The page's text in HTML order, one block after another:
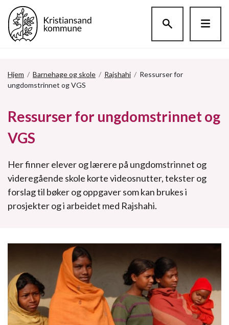
Hjem / Barnehage og skole / Rajshahi / Ressurser for
ungdomstrinnet og VGS
Ressurser for ungdomstrinnet og
VGS
Her finner elever og lærere på ungdomstrinnet og
videregående skole korte videosnutter, tekster og
forslag til bøker og oppgaver som kan brukes i
prosjekter og i arbeidet med Rajshahi.